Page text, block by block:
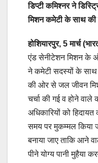
डिप्टी कमिश्नर ने
मिशन कमेटी के साथ
होशियारपुर, 5 मार्च
एंड सेनीटेशन मिशन के
ने कमेटी सदस्यों के
की ओर से जल जीवन
चर्चा की गई व होने वाले
अधिकारियों को
समय पर मुकम्मल किया
बनाया जाए ताकि आने
पीने योग्य पानी मुहैया